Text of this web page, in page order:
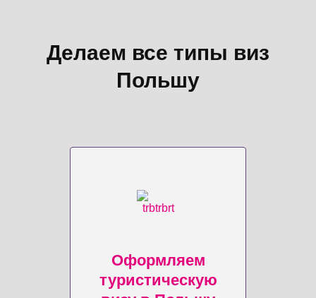
Делаем все типы виз
Польшу
Оформляем
туристическую